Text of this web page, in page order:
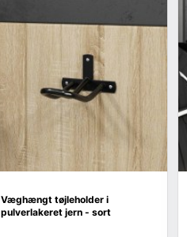
Væghængt tøjleholder i
pulverlakeret jern - sort